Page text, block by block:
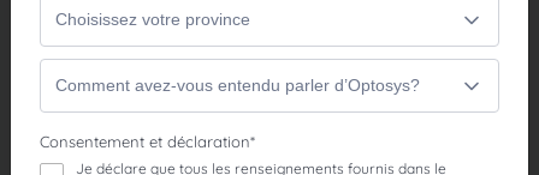
Optosys Catalogue
Optosys Commande